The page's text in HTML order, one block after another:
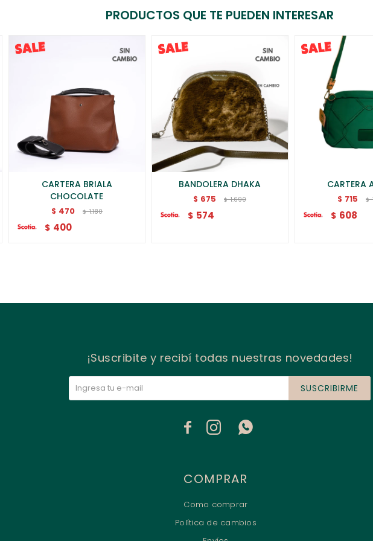
PRODUCTOS QUE TE PUEDEN INTERESAR
CARTERA BRIALA
CHOCOLATE
$ 470 $ 1.180
$ 400
BANDOLERA DHAKA
$ 675 $ 1.690
$ 574
CARTERA
$ 715 $
$ 608
COMPRAR
Como comprar
Política de cambios
¡Suscribite y recibí todas nuestras novedades!
SUSCRIBIRME
  